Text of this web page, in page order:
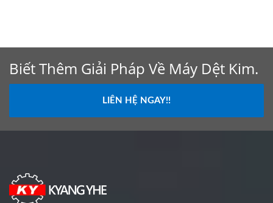
Biết Thêm Giải Pháp Về Máy Dệt Kim.
LIÊN HỆ NGAY!!